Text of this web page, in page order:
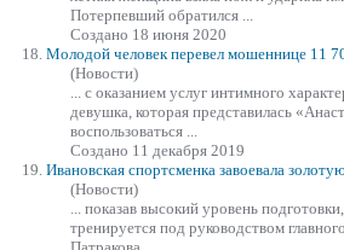
Потерпевший обратился ...
Создано 18 июня 2020
18. Молодой человек перевел мошеннице 11
(Новости)
... с оказанием услуг интимного
девушка, которая представилась
воспользоваться ...
Создано 11 декабря 2019
19. Ивановская спортсменка завоевала
(Новости)
... показав высокий уровень подготовки,
тренируется под руководством